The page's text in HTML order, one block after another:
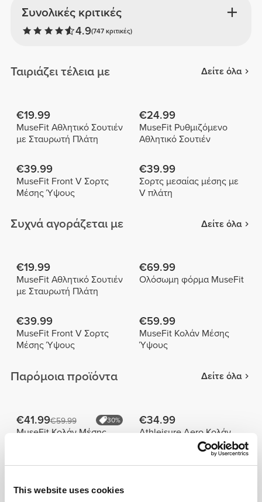
This website uses cookies
Συνολικές κριτικές
4.9(747 κριτικές)
Ταιριάζει τέλεια με Δείτε όλα
€19.99
MuseFit Αθλητικό Σουτιέν
με Σταυρωτή Πλάτη
€24.99
MuseFit Ρυθμιζόμενο
Αθλητικό Σουτιέν
€39.99
MuseFit Front V Σορτς
Μέσης Ύψους
€39.99
Σορτς μεσαίας μέσης με
V πλάτη
Συχνά αγοράζεται με Δείτε όλα
€19.99
MuseFit Αθλητικό Σουτιέν
με Σταυρωτή Πλάτη
€69.99
Ολόσωμη φόρμα MuseFit
€39.99
MuseFit Front V Σορτς
Μέσης Ύψους
€59.99
MuseFit Κολάν Μέσης
Ύψους
Παρόμοια προϊόντα Δείτε όλα
€41.99€59.99 30%
MuseFit Κολάν Μέσης
€34.99
Athleisure Aero Κολάν
MuseFit Κολάν Μέσης